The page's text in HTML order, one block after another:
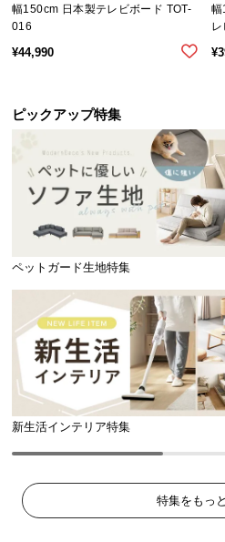
o.,
幅150cm 日本製テレビボード TOT-
016
¥44,990
幅
¥
ピックアップ特集
ペットガード生地特集
新生活インテリア特集
特集をもっ